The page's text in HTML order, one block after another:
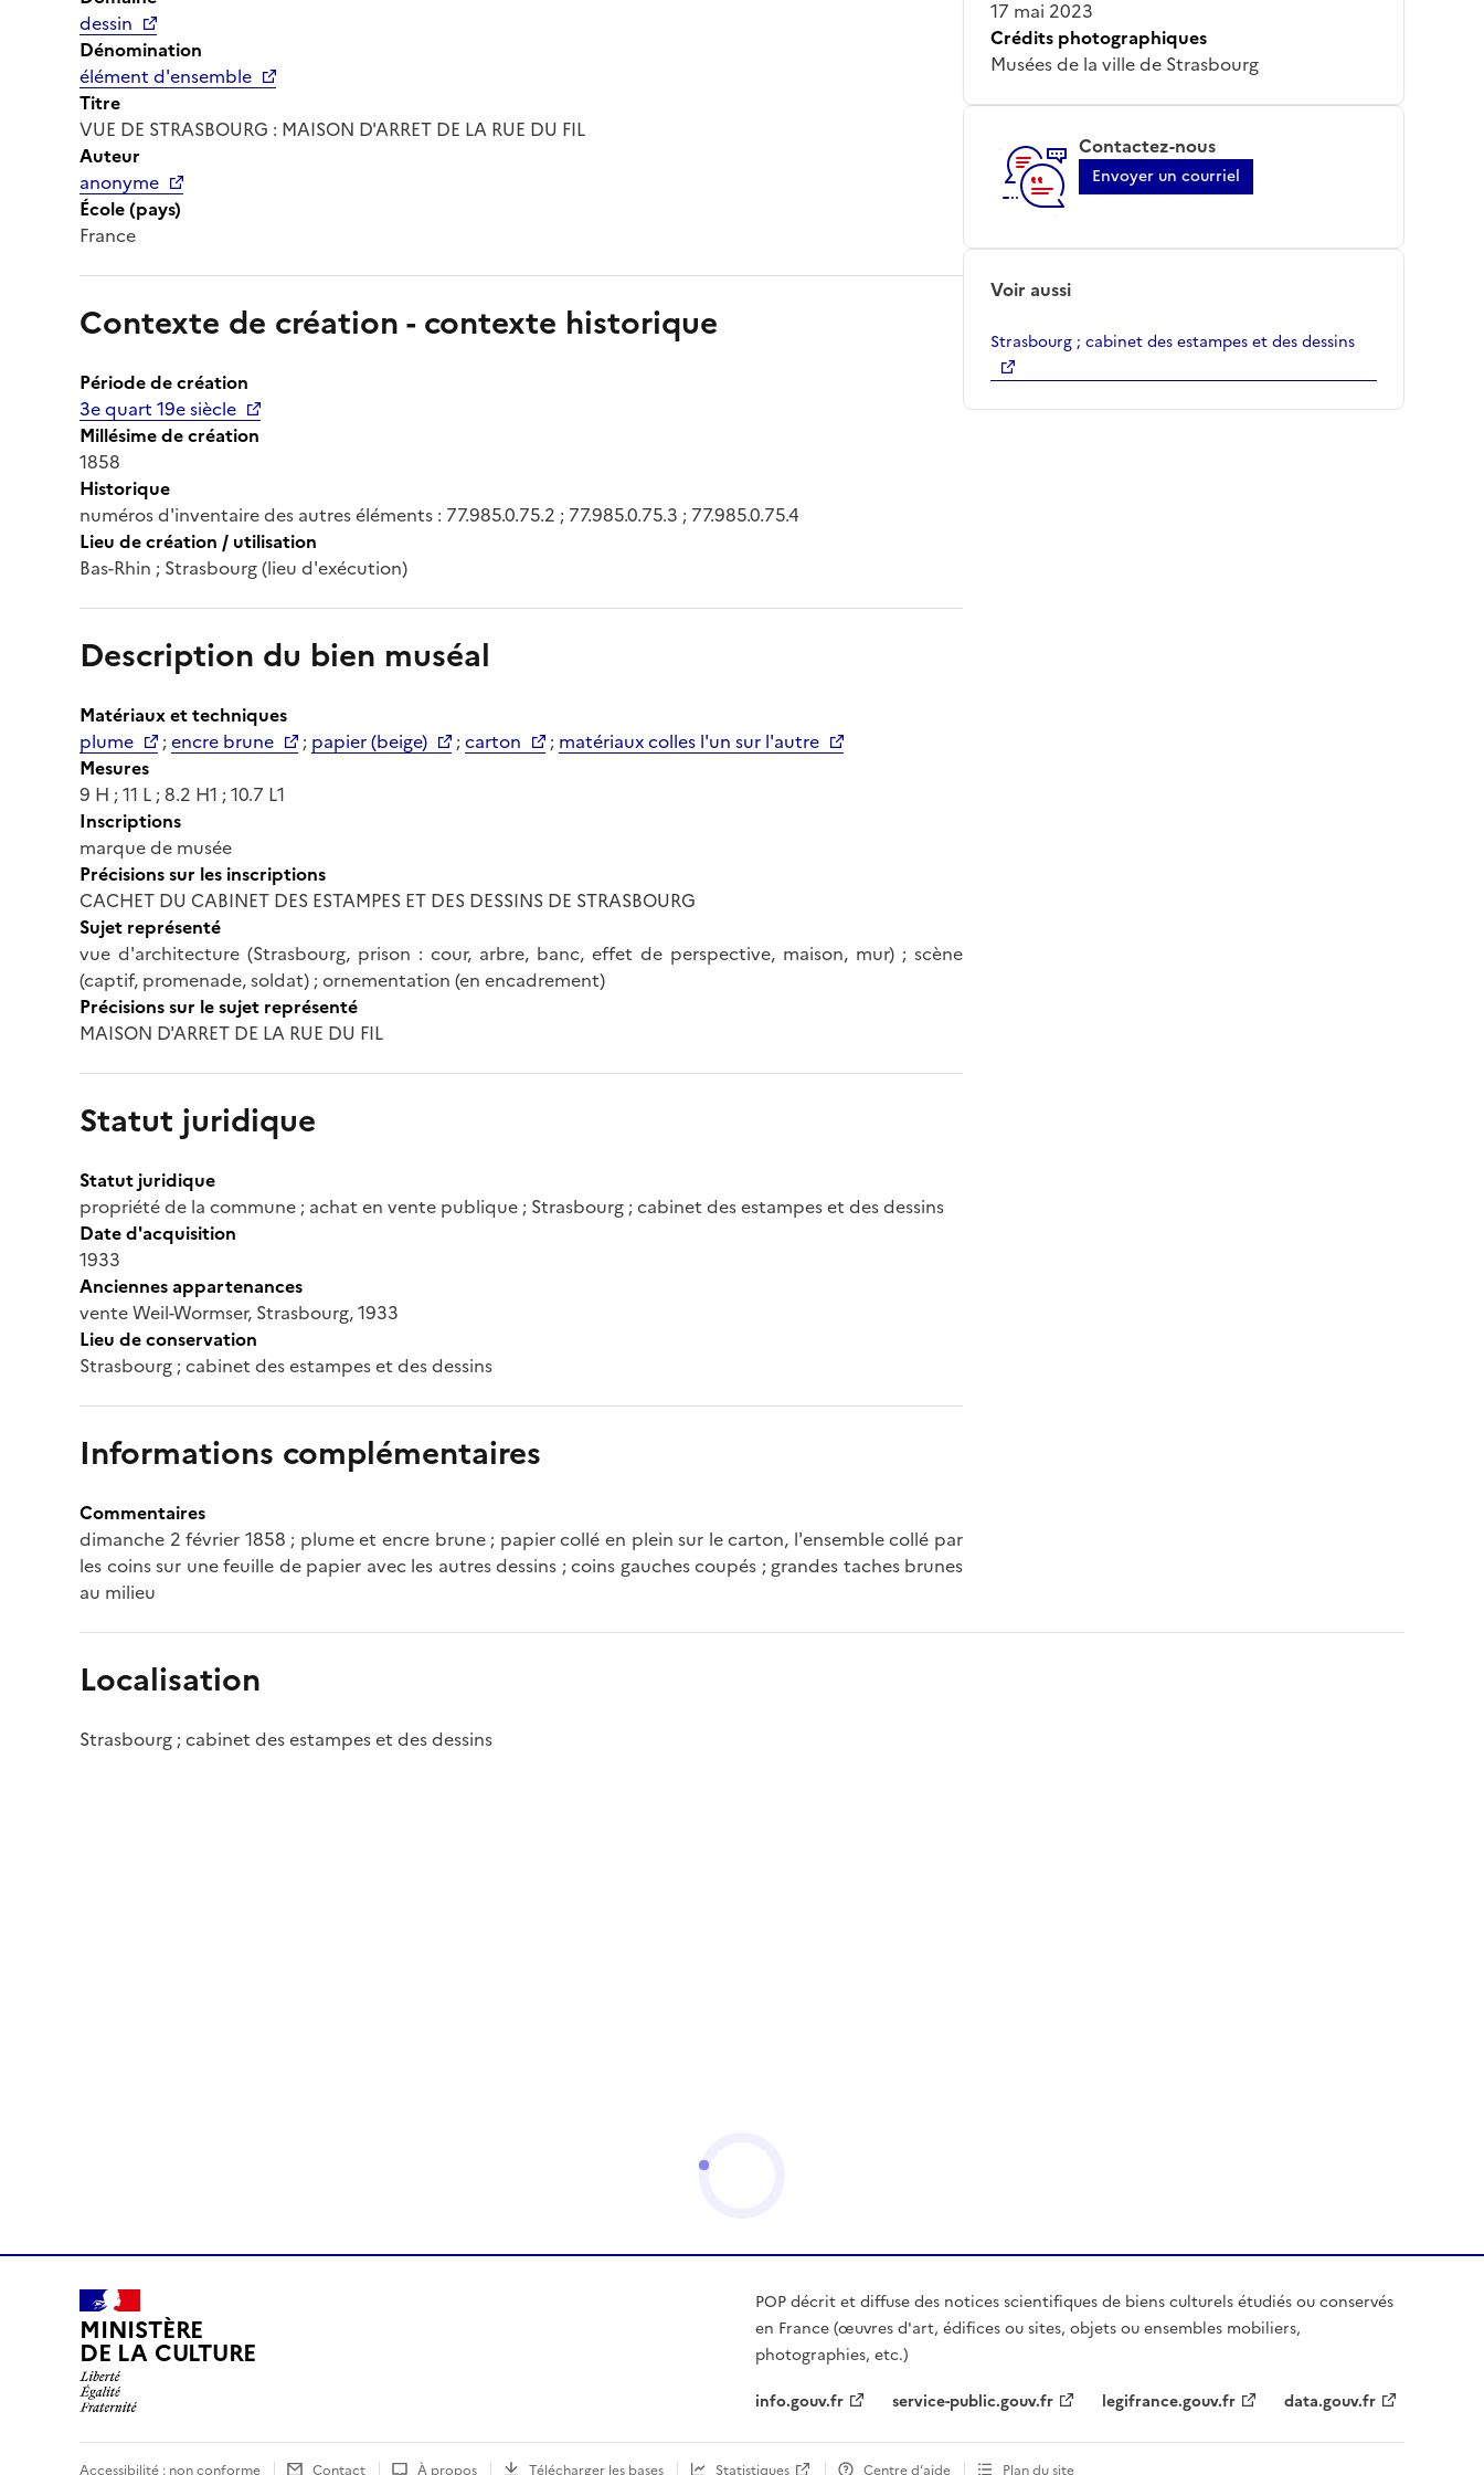
dessin
Dénomination
élément d'ensemble
Titre
VUE DE STRASBOURG : MAISON D'ARRET DE LA RUE DU FIL
Auteur
anonyme
École (pays)
France
Contexte de création - contexte historique
Période de création
3e quart 19e siècle
Millésime de création
1858
Historique
numéros d'inventaire des autres éléments : 77.985.0.75.2 ; 77.985.0.75.3 ; 77.985.0.75.4
Lieu de création / utilisation
Bas-Rhin ; Strasbourg (lieu d'exécution)
Description du bien muséal
Matériaux et techniques
plume
;encre brune ; papier (beige) ;carton ; matériaux colles l'un sur l'autre
Mesures
9 H ; 11 L ; 8.2 H1 ; 10.7 L1
Inscriptions
marque de musée
Précisions sur les inscriptions
CACHET DU CABINET DES ESTAMPES ET DES DESSINS DE STRASBOURG
Sujet représenté
vue d'architecture (Strasbourg, prison : cour, arbre, banc, effet de perspective, maison, mur) ; scène
(captif, promenade, soldat) ; ornementation (en encadrement)
Précisions sur le sujet représenté
MAISON D'ARRET DE LA RUE DU FIL
Statut juridique
Statut juridique
propriété de la commune ; achat en vente publique ; Strasbourg ; cabinet des estampes et des dessins
Date d'acquisition
1933
Anciennes appartenances
vente Weil-Wormser, Strasbourg, 1933
Lieu de conservation
Strasbourg ; cabinet des estampes et des dessins
Informations complémentaires
Commentaires
dimanche 2 février 1858 ; plume et encre brune ; papier collé en plein sur le carton, l'ensemble collé par
les coins sur une feuille de papier avec les autres dessins ; coins gauches coupés ; grandes taches brunes
au milieu
17 mai 2023
Crédits photographiques
Musées de la ville de Strasbourg
Contactez-nous
Envoyer un courriel
Voir aussi
Strasbourg ; cabinet des estampes et des dessins
Localisation
Strasbourg ; cabinet des estampes et des dessins
MINISTÈRE
DE LA CULTURE
POP décrit et diffuse des notices scientifiques de biens culturels étudiés ou conservés
en France (œuvres d'art, édifices ou sites, objets ou ensembles mobiliers,
photographies, etc.)
info.gouv.fr
service-public.gouv.fr legifrance.gouv.fr data.gouv.fr
Accessibilité : non conforme Contact À propos Télécharger les bases Statistiques Centre d’aide Plan du site